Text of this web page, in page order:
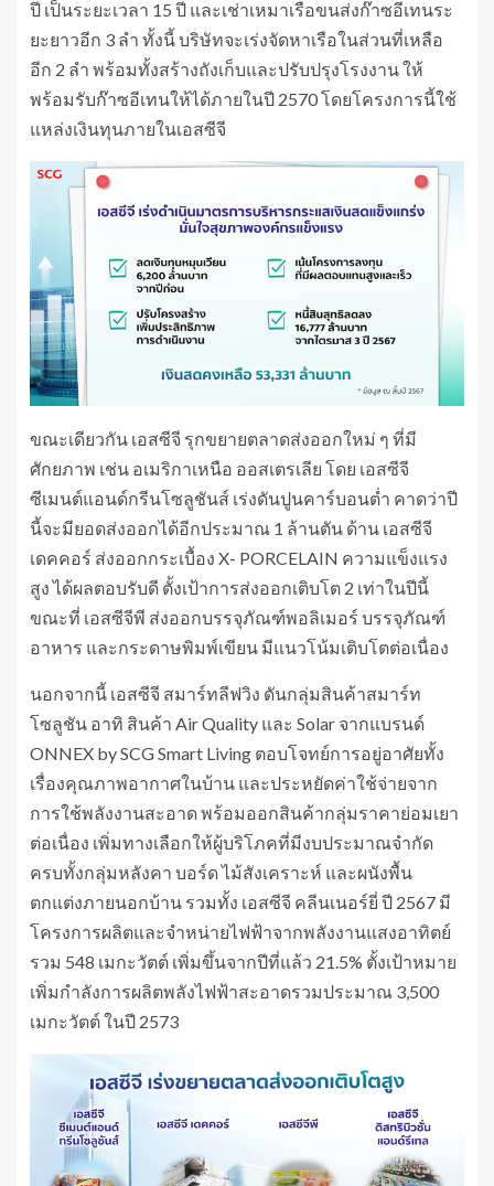
ปี เป็นระยะเวลา 15 ปี และเช่าเหมาเรือขนส่งก๊าซอีเทนระ
ยะยาวอีก 3 ลำ ทั้งนี้ บริษัทจะเร่งจัดหาเรือในส่วนที่เหลือ
อีก 2 ลำ พร้อมทั้งสร้างถังเก็บและปรับปรุงโรงงาน ให้
พร้อมรับก๊าซอีเทนให้ได้ภายในปี 2570 โดยโครงการนี้ใช้
แหล่งเงินทุนภายในเอสซีจี
ขณะเดียวกัน เอสซีจี รุกขยายตลาดส่งออกใหม่ ๆ ที่มี
ศักยภาพ เช่น อเมริกาเหนือ ออสเตรเลีย โดย เอสซีจี
ซีเมนต์แอนด์กรีนโซลูชันส์ เร่งดันปูนคาร์บอนต่ำ คาดว่าปี
นี้จะมียอดส่งออกได้อีกประมาณ 1 ล้านตัน ด้าน เอสซีจี
เดคคอร์ ส่งออกกระเบื้อง X- PORCELAIN ความแข็งแรง
สูง ได้ผลตอบรับดี ตั้งเป้าการส่งออกเติบโต 2 เท่าในปีนี้
ขณะที่ เอสซีจีพี ส่งออกบรรจุภัณฑ์พอลิเมอร์ บรรจุภัณฑ์
อาหาร และกระดาษพิมพ์เขียน มีแนวโน้มเติบโตต่อเนื่อง
นอกจากนี้ เอสซีจี สมาร์ทลีฟวิง ดันกลุ่มสินค้าสมาร์ท
โซลูชัน อาทิ สินค้า Air Quality และ Solar จากแบรนด์
ONNEX by SCG Smart Living ตอบโจทย์การอยู่อาศัยทั้ง
เรื่องคุณภาพอากาศในบ้าน และประหยัดค่าใช้จ่ายจาก
การใช้พลังงานสะอาด พร้อมออกสินค้ากลุ่มราคาย่อมเยา
ต่อเนื่อง เพิ่มทางเลือกให้ผู้บริโภคที่มีงบประมาณจำกัด
ครบทั้งกลุ่มหลังคา บอร์ด ไม้สังเคราะห์ และผนังพื้น
ตกแต่งภายนอกบ้าน รวมทั้ง เอสซีจี คลีนเนอร์ยี่ ปี 2567 มี
โครงการผลิตและจำหน่ายไฟฟ้าจากพลังงานแสงอาทิตย์
รวม 548 เมกะวัตต์ เพิ่มขึ้นจากปีที่แล้ว 21.5% ตั้งเป้าหมาย
เพิ่มกำลังการผลิตพลังไฟฟ้าสะอาดรวมประมาณ 3,500
เมกะวัตต์ ในปี 2573